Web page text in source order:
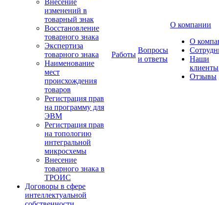
Внесение
изменений в
товарный знак
Восстановление
товарного знака
Экспертиза
товарного знака
Наименование
мест
происхождения
товаров
Регистрация прав
на программу для
ЭВМ
Регистрация прав
на топологию
интегральной
микросхемы
Внесение
товарного знака в
ТРОИС
Договоры в сфере
интеллектуальной
Работы
Вопросы
и ответы
О компании
О
Наши
клиенты
Отзывы